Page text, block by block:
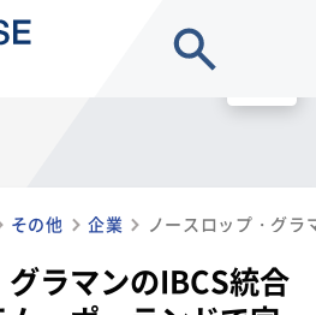
その他 企業
ラマンのIBCS統合